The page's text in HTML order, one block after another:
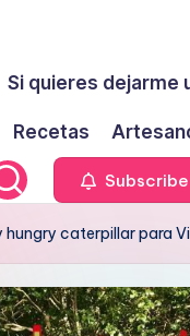
Si quieres dejarme
Recetas
Subscribe
hungry caterpillar para